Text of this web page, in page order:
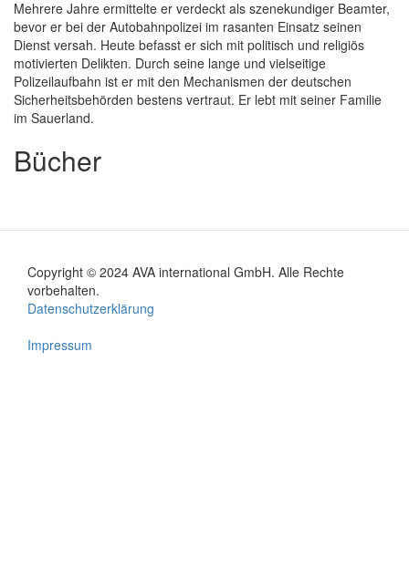
Mehrere Jahre ermittelte er verdeckt als szenekundiger Beamter,
bevor er bei der Autobahnpolizei im rasanten Einsatz seinen
Dienst versah. Heute befasst er sich mit politisch und religiös
motivierten Delikten. Durch seine lange und vielseitige
Polizeilaufbahn ist er mit den Mechanismen der deutschen
Sicherheitsbehörden bestens vertraut. Er lebt mit seiner Familie
im Sauerland.
Bücher
Copyright © 2024 AVA international GmbH. Alle Rechte
vorbehalten.
Footer
menu
Datenschutzerklärung
Impressum